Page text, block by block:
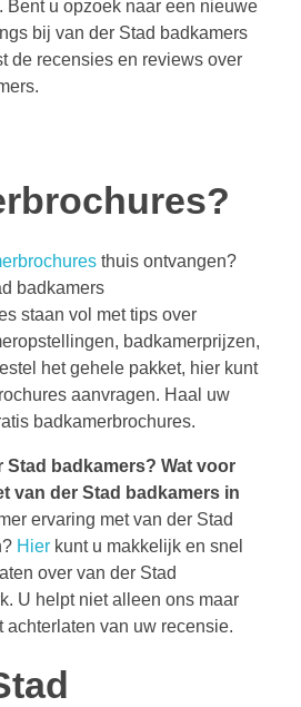
Bent u opzoek naar een nieuwe
bij van der Stad badkamers
de recensies en reviews over
thuis ontvangen?
badkamers
staan vol met tips over
badkamerprijzen,
het gehele pakket, hier kunt
aanvragen. Haal uw
badkamerbrochures.
Stad badkamers? Wat voor
van der Stad badkamers in
ervaring met van der Stad
Hier kunt u makkelijk en snel
over van der Stad
U helpt niet alleen ons maar
achterlaten van uw recensie.